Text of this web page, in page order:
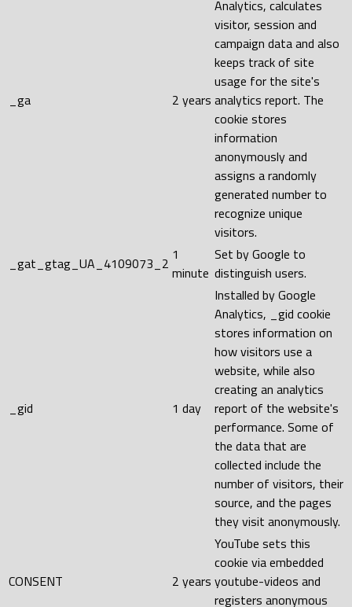
_ga 2 years
Analytics, calculates
visitor, session and
campaign data and also
keeps track of site
usage for the site's
analytics report. The
cookie stores
information
anonymously and
assigns a randomly
generated number to
recognize unique
visitors.
_gat_gtag_UA_4109073_2 1
minute
Set by Google to
distinguish users.
_gid 1 day
Installed by Google
Analytics, _gid cookie
stores information on
how visitors use a
website, while also
creating an analytics
report of the website's
performance. Some of
the data that are
collected include the
number of visitors, their
source, and the pages
they visit anonymously.
CONSENT 2 years
YouTube sets this
cookie via embedded
youtube-videos and
registers anonymous